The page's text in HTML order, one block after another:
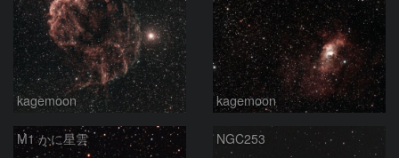
kagemoon kagemoon
M1 かに星雲 NGC253